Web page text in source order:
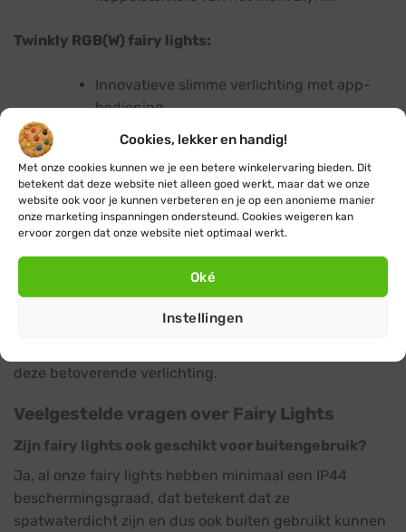
Cookies, lekker en handig!
Met onze cookies kunnen we je een betere winkelervaring bieden. Dit
betekent dat deze website niet alleen goed werkt, maar dat we onze
website ook voor je kunnen verbeteren en je op een anonieme manier
onze marketing inspanningen ondersteund. Cookies weigeren kan
ervoor zorgen dat onze website niet optimaal werkt.
Oké
Instellingen
Twinkly RGB(W) fairy lights:
Innovatieve slimme verlichting met app-
bediening.
Pas kleuren en effecten aan naar wens voor
een magische sfeerverlichting.
Synchroniseer meerdere fairy light strings
voor een spectaculair effect.
Al onze fairy lights zijn minimaal IP44 geclassificeerd,
dus spatwaterdicht en geschikt voor gebruik binnen-
energiezuinige led-technologie en eenvoudige
deze betoverende verlichting.
Veelgestelde vragen over Fairy Lights
Zijn fairy lights ook geschikt voor buitengebruik?
Ja, al onze fairy lights hebben minimaal een IP44
beschermingsgraad, dat betekent dat ze
spatwaterdicht zijn en dus ook buiten gebruikt kunnen